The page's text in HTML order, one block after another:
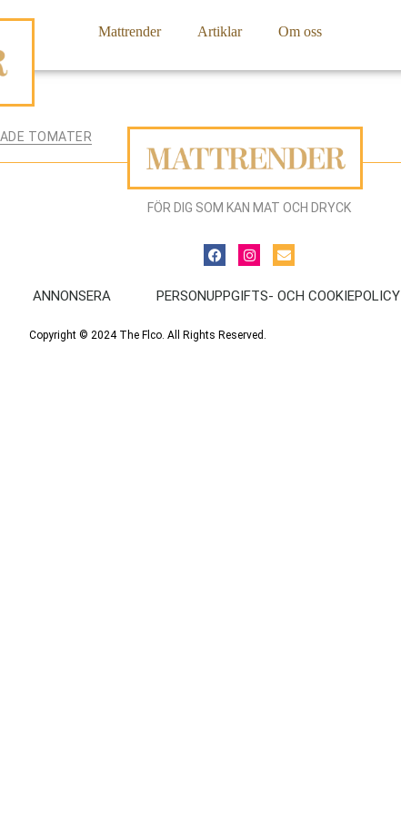
Mattrender Artiklar Om oss
TOMATER
FÖR DIG SOM KAN MAT OCH DRYCK
ANNONSERA PERSONUPPGIFTS- OCH COOKIEPOLICY
Copyright © 2024 The Flco. All Rights Reserved.